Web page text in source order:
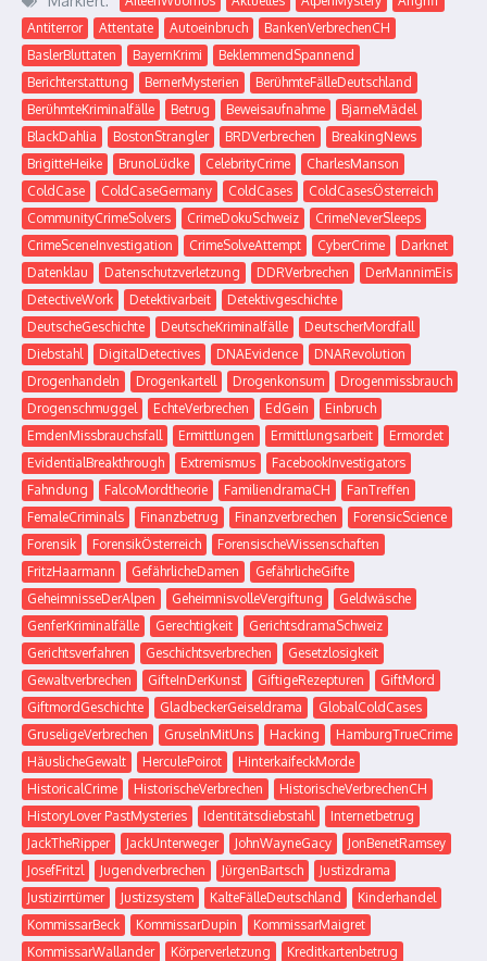
Antiterror
Attentate Autoeinbruch
BankenVerbrechenCH
BaslerBluttaten
BayernKrimi
BeklemmendSpannend
Berichterstattung
BernerMysterien
BerühmteFälleDeutschland
BerühmteKriminalfälle
Betrug Beweisaufnahme
BjarneMädel
BlackDahlia
BostonStrangler BRDVerbrechen
BreakingNews
BrigitteHeike
BrunoLüdke CelebrityCrime
CharlesManson
ColdCase
ColdCaseGermany ColdCases
ColdCasesÖsterreich
CommunityCrimeSolvers
CrimeDokuSchweiz
CrimeNeverSleeps
CrimeSceneInvestigation
CrimeSolveAttempt CyberCrime
Darknet
Datenklau
Datenschutzverletzung DDRVerbrechen
DerMannimEis
DetectiveWork
Detektivarbeit
Detektivgeschichte
DeutscheGeschichte
DeutscheKriminalfälle
DeutscherMordfall
Diebstahl
DigitalDetectives DNAEvidence
DNARevolution
Drogenhandeln
Drogenkartell Drogenkonsum
Drogenmissbrauch
Drogenschmuggel
EchteVerbrechen EdGein
Einbruch
EmdenMissbrauchsfall
Ermittlungen Ermittlungsarbeit
Ermordet
EvidentialBreakthrough
Extremismus
FacebookInvestigators
Fahndung
FalcoMordtheorie FamiliendramaCH
FanTreffen
FemaleCriminals
Finanzbetrug Finanzverbrechen
ForensicScience
Forensik
ForensikÖsterreich
ForensischeWissenschaften
FritzHaarmann
GefährlicheDamen
GefährlicheGifte
GeheimnisseDerAlpen
GeheimnisvolleVergiftung
Geldwäsche
GenferKriminalfälle
Gerechtigkeit
GerichtsdramaSchweiz
Gerichtsverfahren
Geschichtsverbrechen
Gesetzlosigkeit
Gewaltverbrechen
GifteInDerKunst GiftigeRezepturen
GiftMord
GiftmordGeschichte
GladbeckerGeiseldrama
GlobalColdCases
GruseligeVerbrechen
GruselnMitUns Hacking
HamburgTrueCrime
HäuslicheGewalt
HerculePoirot
HinterkaifeckMorde
HistoricalCrime
HistorischeVerbrechen
HistorischeVerbrechenCH
HistoryLover PastMysteries
Identitätsdiebstahl
Internetbetrug
JackTheRipper
JackUnterweger JohnWayneGacy
JonBenetRamsey
JosefFritzl
Jugendverbrechen JürgenBartsch
Justizdrama
Justizirrtümer
Justizsystem KalteFälleDeutschland
Kinderhandel
KommissarBeck
KommissarDupin
KommissarMaigret
KommissarWallander
Körperverletzung
Kreditkartenbetrug